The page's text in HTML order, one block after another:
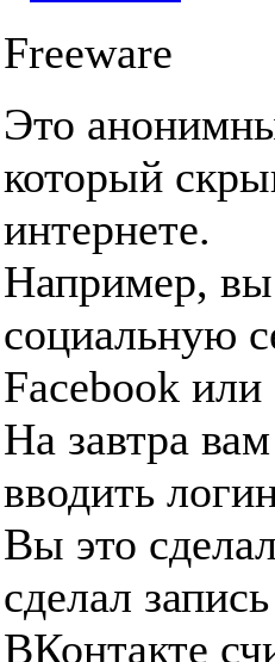
Freeware
Это
который
интернете.
Например, вы
социальную
Facebook или
На завтра
вводить
Вы это
сделал
ВКонтакте